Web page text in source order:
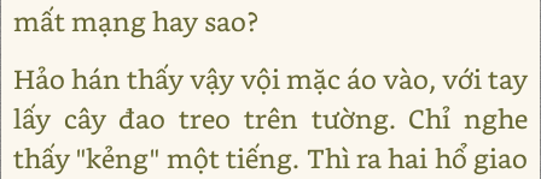
mất mạng hay sao?
Hảo hán thấy vậy vội mặc áo vào, với tay
lấy cây đao treo trên tường. Chỉ nghe
thấy "kẻng" một tiếng. Thì ra hai hổ giao